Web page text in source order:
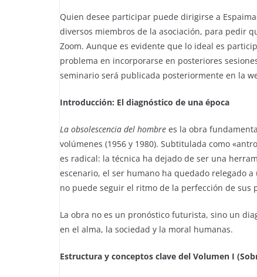
Quien desee participar puede dirigirse a
diversos miembros de la asociación, para pedir
Zoom. Aunque es evidente que lo ideal es
problema en incorporarse en posteriores
seminario será publicada posteriormente en la
Introducción: El diagnóstico de una época
La obsolescencia del hombre es la obra
volúmenes (1956 y 1980). Subtitulada como
es radical: la técnica ha dejado de ser una
escenario, el ser humano ha quedado relegado
no puede seguir el ritmo de la perfección de sus
La obra no es un pronóstico futurista, sino un
en el alma, la sociedad y la moral humanas.
Estructura y conceptos clave del Volumen I